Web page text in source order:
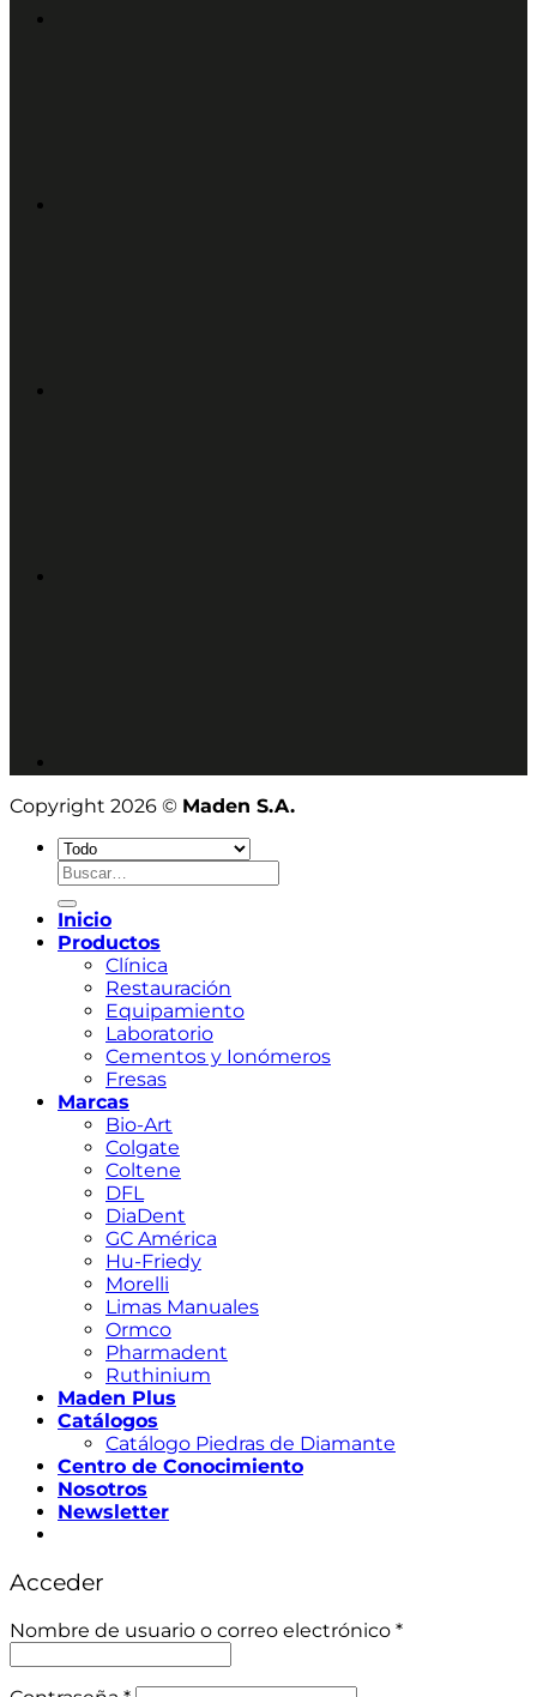
Copyright 2026 © Maden S.A.
Buscar
Inicio
Productos
Clínica
Restauración
Equipamiento
Laboratorio
Cementos y Ionómeros
Fresas
Marcas
Bio-Art
Colgate
Coltene
DFL
DiaDent
GC América
Hu-Friedy
Morelli
Limas Manuales
Ormco
Pharmadent
Ruthinium
Maden Plus
Catálogos
Catálogo Piedras de Diamante
Centro de Conocimiento
Nosotros
Newsletter
Acceder
Nombre de usuario o correo electrónico *Obligatorio